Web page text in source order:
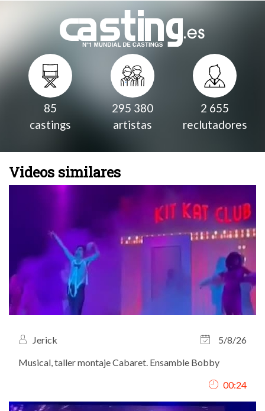
85
castings
295 380
artistas
2 655
reclutadores
Videos similares
Jerick
5/8/26
Musical, taller montaje Cabaret. Ensamble Bobby
00:24